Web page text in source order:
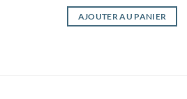
AJOUTER AU PANIER